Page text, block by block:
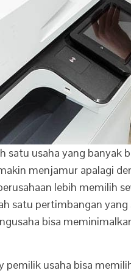
satu usaha yang banyak
menjamur apalagi
lebih memilih
satu pertimbangan
bisa
usaha bisa